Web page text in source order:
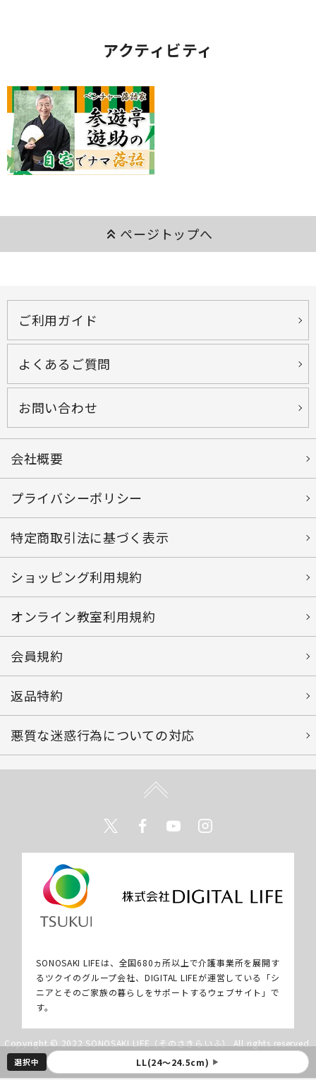
選択中 LL(24～24.5cm) ▶
アクティビティ
keyboard_double_arrow_up ページトップへ
ご利用ガイド
よくあるご質問
お問い合わせ
会社概要
プライバシーポリシー
特定商取引法に基づく表示
ショッピング利用規約
オンライン教室利用規約
会員規約
返品特約
悪質な迷惑行為についての対応
TwitterFacebookYoutube
SONOSAKI LIFEは、全国680ヵ所以上で介護事業所を展開す
るツクイのグループ会社、DIGITAL LIFEが運営している「シ
ニアとそのご家族の暮らしをサポートするウェブサイト」で
す。
Copyright © 2022 SONOSAKI LIFE（そのさきらいふ） All rights reserved.